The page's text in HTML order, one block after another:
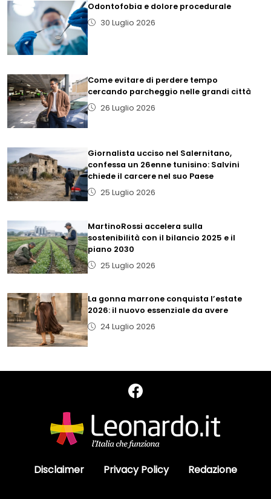
Odontofobia e dolore procedurale
30 Luglio 2026
Come evitare di perdere tempo
cercando parcheggio nelle grandi città
26 Luglio 2026
Giornalista ucciso nel Salernitano,
confessa un 26enne tunisino: Salvini
chiede il carcere nel suo Paese
25 Luglio 2026
MartinoRossi accelera sulla
sostenibilità con il bilancio 2025 e il
piano 2030
25 Luglio 2026
La gonna marrone conquista l’estate
2026: il nuovo essenziale da avere
24 Luglio 2026
Disclaimer Privacy Policy Redazione